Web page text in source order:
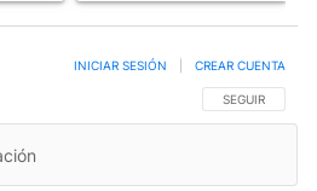
SIGA ESTA
SEGUIR
INICIAR SESIÓN CREAR CUENTA